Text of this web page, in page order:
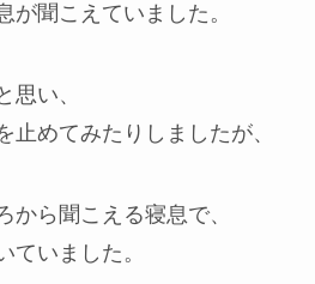
が聞こえていました。
思い、
止めてみたりしましたが、
から聞こえる寝息で、
ていました。